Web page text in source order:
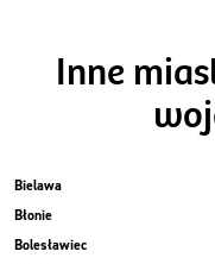
Inne
Bielawa
Błonie
Bolesławiec